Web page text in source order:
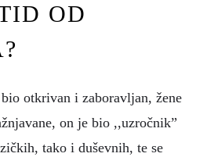
OD
otkrivan i zaboravljan, žene
on je bio ,,uzročnik”
tako i duševnih, te se